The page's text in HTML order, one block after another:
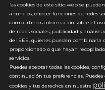
Acepto y estoy de acuerdo
*
*No
las cookies de este sitio web se
anuncios, ofrecer funciones de redes
compartimos información sobre el
de redes sociales, publicidad y
del EEE, quienes pueden combinarla
proporcionado o que hayan
servicios.
Puedes aceptar todas las cookies,
continuación tus preferencias.
cookies y tus derechos en nuestra